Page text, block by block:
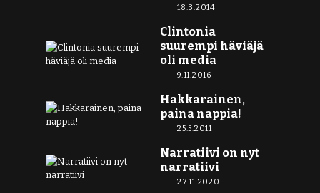
18.3.2014
Clintonia
suurempi häviäjä
oli media
9.11.2016
Hakkarainen,
paina nappia!
25.5.2011
Narratiivi on nyt
narratiivi
27.11.2020